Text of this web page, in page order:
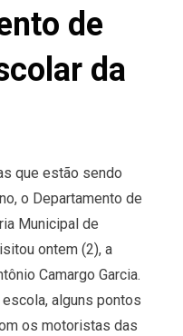
de
da
que estão sendo
o Departamento de
Municipal de
ontem (2), a
Camargo Garcia.
alguns pontos
os motoristas das